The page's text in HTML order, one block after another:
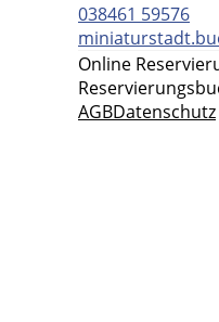
038461 59576
Online
AGBDatenschutz